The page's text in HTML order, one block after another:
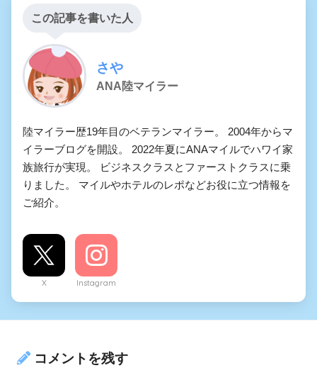
この記事を書いた人
さや
ANA陸マイラー
陸マイラー歴19年目のベテランマイラー。 2004年からマ
イラーブログを開設。 2022年夏にANAマイルでハワイ家
族旅行が実現。 ビジネスクラスとファーストクラスに乗
りました。 マイルやホテルのレポなどお役に立つ情報を
ご紹介。
X Instagram
コメントを残す